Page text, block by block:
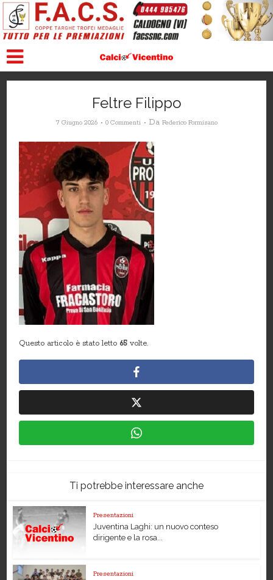
Feltre Filippo
7 Giugno 2026 0 Commenti Da Federico Formisano
Questo articolo è stato letto 65 volte.
Ti potrebbe interessare anche
Presentazioni
Juventina Laghi: un nuovo conteso
dirigente e la rosa...
Presentazioni